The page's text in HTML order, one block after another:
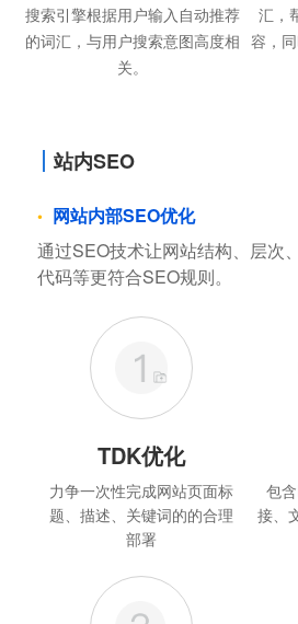
搜索引擎根据用户输入自动推荐
的词汇，与用户搜索意图高度相
关。
汇，
容，
站内SEO
网站内部SEO优化
通过SEO技术让网站结构、层次
代码等更符合SEO规则。
TDK优化
力争一次性完成网站页面标
题、描述、关键词的的合理
部署
包
接、